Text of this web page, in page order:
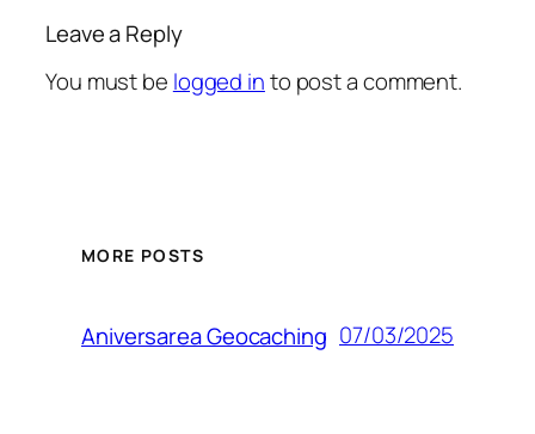
Leave a Reply
You must be logged into post a comment.
MORE POSTS
Aniversarea Geocaching 07/03/2025